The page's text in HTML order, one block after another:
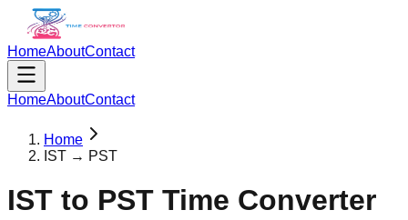
HomeAboutContact
HomeAboutContact
Home
IST → PST
IST to PST Time Converter